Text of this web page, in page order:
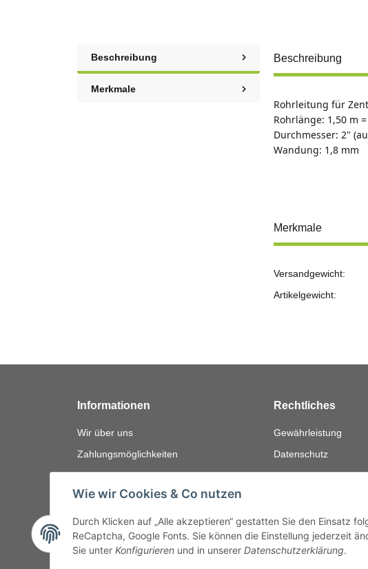
Beschreibung
Merkmale
Beschreibung
Rohrleitung für
Rohrlänge: 1,50 m
Durchmesser: 2"
Wandung: 1,8 mm
Merkmale
Versandgewicht:
Artikelgewicht:
Informationen
Wir über uns
Zahlungsmöglichkeiten
Versandinformationen
Bewerten
FAQ
Rechtliches
Gewährleistung
Datenschutz
AGB
Widerrufsrecht
Wie wir Cookies & Co nutzen
Durch Klicken auf „Alle akzeptieren“ gestatten Sie den Einsatz
ReCaptcha, Google Fonts. Sie können die Einstellung jederzeit
Sie unter Konfigurieren und in unserer Datenschutzerklärung.